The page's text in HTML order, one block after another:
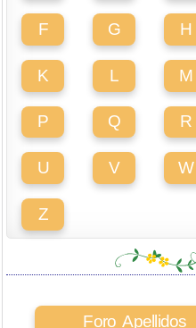
F G H
K L M
P Q R
U V W
Z
Foro Apellidos